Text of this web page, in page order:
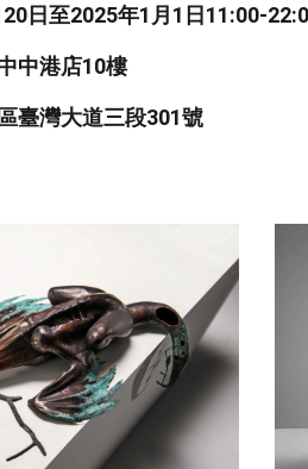
日至2025年1月1日11:00-
中港店10樓
臺灣大道三段301號